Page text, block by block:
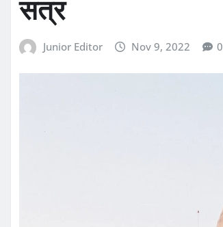
सत्र
Junior Editor Nov 9, 2022 0